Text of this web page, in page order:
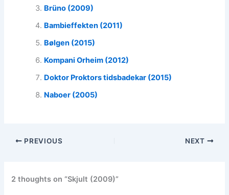
Brüno (2009)
Bambieffekten (2011)
Bølgen (2015)
Kompani Orheim (2012)
Doktor Proktors tidsbadekar (2015)
Naboer (2005)
PREVIOUS NEXT
2 thoughts on “Skjult (2009)”